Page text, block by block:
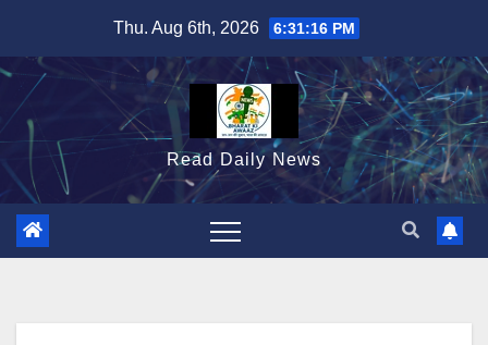
content
Thu. Aug 6th, 2026 6:31:17 PM
Read Daily News